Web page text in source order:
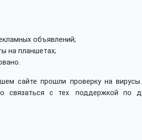
объявлений;
на планшетах;
сайте прошли проверку на
связаться с тех. поддержкой по